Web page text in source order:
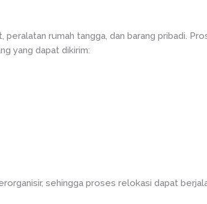
rumah tangga, dan barang pribadi.
yang dapat dikirim:
sehingga proses relokasi dapat